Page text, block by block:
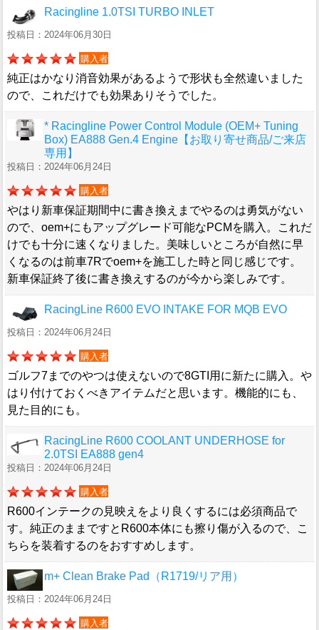
Racingline 1.0TSI TURBO INLET
投稿日：2024年06月30日
購入者
純正はかなり消音効果があるようで形状も全然違いました
ので、これだけでも効果ありそうでした。
* Racingline Power Control Module (OEM+ Tuning
Box) EA888 Gen.4 Engine【お取り寄せ商品/ご来店
専用】
投稿日：2024年06月24日
購入者
やはり新車保証期間中に書き換えまでやるのは勇気がない
ので、oem+にもアップグレード可能なPCMを購入。これだ
けでも十分に速くなりました。美味しいところが自然に早
くなるのは前車7Rでoem+を施工した時と同じ感じです。
新車保証終了後に書き換えするのが今から楽しみです。
RacingLine R600 EVO INTAKE FOR MQB EVO
投稿日：2024年06月24日
購入者
ゴルフ7までのやつは使えないので8GTI用に新たに購入。や
はり付けておくべきアイテムだと思います。機能的にも、
見た目的にも。
RacingLine R600 COOLANT UNDERHOSE for
2.0TSI EA888 gen4
投稿日：2024年06月24日
購入者
R600インテークの見映えをより良くするには必須商品で
す。純正のままですとR600本体にも擦り傷が入るので、こ
ちらを装着するのをおすすめします。
m+ Clean Brake Pad（R1719/リア用）
投稿日：2024年06月24日
購入者